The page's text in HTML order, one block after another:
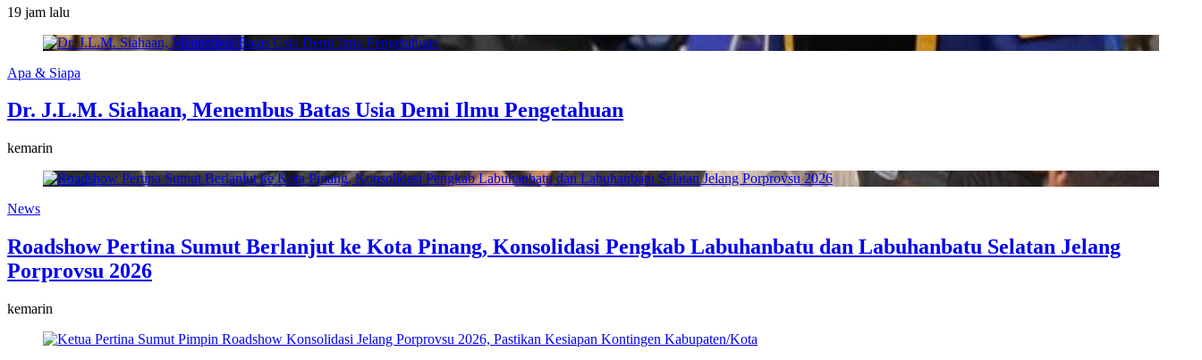
19 jam lalu
Apa & Siapa
Dr. J.L.M. Siahaan, Menembus Batas Usia Demi Ilmu Pengetahuan
kemarin
News
Roadshow Pertina Sumut Berlanjut ke Kota Pinang, Konsolidasi Pengkab Labuhanbatu dan Labuhanbatu Selatan Jelang
Porprovsu 2026
kemarin